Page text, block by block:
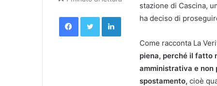
stazione di Cascina,
ha deciso di
Come racconta La
piena, perché il fatto
amministrativa e non
spostamento, cioè
Facebook Twitter LinkedIn